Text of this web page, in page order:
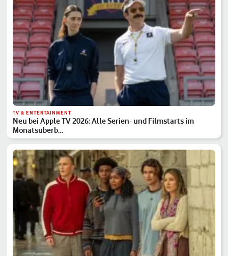
TV & ENTERTAINMENT
Neu bei Apple TV 2026: Alle Serien- und Filmstarts im
Monatsüberb…